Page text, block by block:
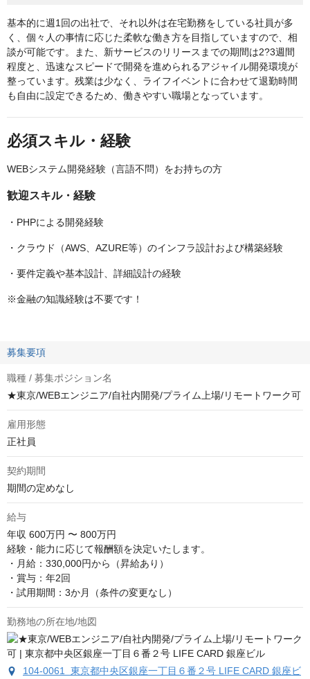
基本的に週1回の出社で、それ以外は在宅勤務をしている社員が多
く、個々人の事情に応じた柔軟な働き方を目指していますので、相
談が可能です。また、新サービスのリリースまでの期間は2?3週間
程度と、迅速なスピードで開発を進められるアジャイル開発環境が
整っています。残業は少なく、ライフイベントに合わせて退勤時間
も自由に設定できるため、働きやすい職場となっています。
必須スキル・経験
WEBシステム開発経験（言語不問）をお持ちの方
歓迎スキル・経験
・PHPによる開発経験
・クラウド（AWS、AZURE等）のインフラ設計および構築経験
・要件定義や基本設計、詳細設計の経験
※金融の知識経験は不要です！
募集要項
職種 / 募集ポジション名
★東京/WEBエンジニア/自社内開発/プライム上場/リモートワーク可
雇用形態
正社員
契約期間
期間の定めなし
給与
年収 600万円 〜 800万円
経験・能力に応じて報酬額を決定いたします。
・月給：330,000円から（昇給あり）
・賞与：年2回
・試用期間：3か月（条件の変更なし）
勤務地の所在地/地図
104-0061 東京都中央区銀座一丁目６番２号 LIFE CARD 銀座ビ